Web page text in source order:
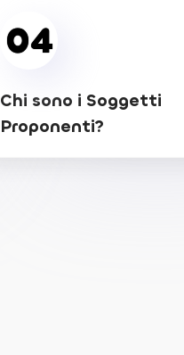
04
Chi sono i Soggetti
Proponenti?